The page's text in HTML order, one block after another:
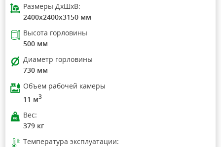
Размеры ДхШхВ:
2400x2400x3150 мм
Высота горловины
500 мм
Диаметр горловины
730 мм
Объем рабочей камеры
11 м3
Вес:
379 кг
Температура эксплуатации: